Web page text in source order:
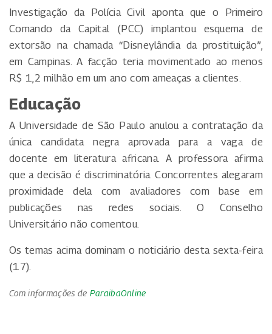
Investigação da Polícia Civil aponta que o Primeiro
Comando da Capital (PCC) implantou esquema de
extorsão na chamada “Disneylândia da prostituição”,
em Campinas. A facção teria movimentado ao menos
R$ 1,2 milhão em um ano com ameaças a clientes.
Educação
A Universidade de São Paulo anulou a contratação da
única candidata negra aprovada para a vaga de
docente em literatura africana. A professora afirma
que a decisão é discriminatória. Concorrentes alegaram
proximidade dela com avaliadores com base em
publicações nas redes sociais. O Conselho
Universitário não comentou.
Os temas acima dominam o noticiário desta sexta-feira
(17).
Com informações de ParaibaOnline